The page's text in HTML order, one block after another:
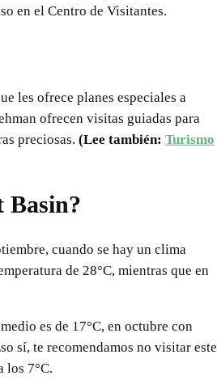
en el Centro de Visitantes.
les ofrece planes especiales a
ofrecen visitas guiadas para
preciosas. (Lee también: Turismo
Basin?
cuando se hay un clima
de 28°C, mientras que en
es de 17°C, en octubre con
sí, te recomendamos no visitar este
los 7°C.